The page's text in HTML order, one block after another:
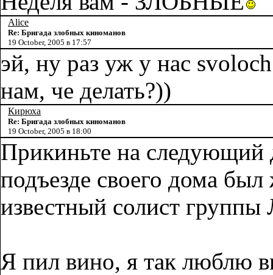
Alice
Re: Бригада злобных киноманов
19 October, 2005 в 17:57
эй, ну раз уж у нас
нам, че делать?))
Кирюха
Re: Бригада злобных киноманов
19 October, 2005 в 18:00
Прикиньте на следующий
подъезде своего дома
известный солист группы
Я пил вино, я так люблю